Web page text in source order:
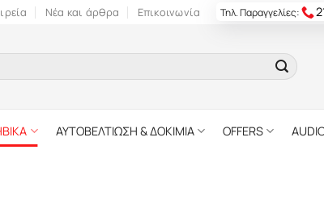
Νέα και άρθρα Επικοινωνία Τηλ. Παραγγελίες:
ΑΥΤΟΒΕΛΤΙΩΣΗ & ΔΟΚΙΜΙΑ OFFERS